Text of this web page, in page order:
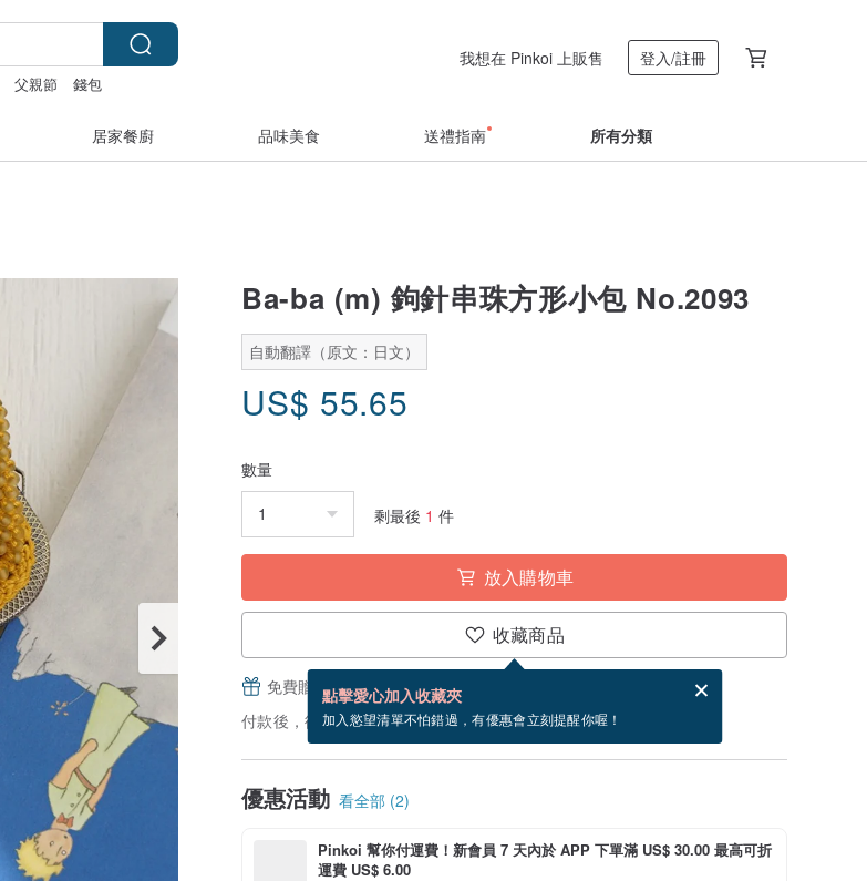
父親節 錢包
我想在 Pinkoi 上販售 登入/註冊
居家餐廚 品味美食 送禮指南 所有分類
Ba-ba (m) 鉤針串珠方形小包 No.2093
自動翻譯（原文：日文）
US$ 55.65
數量
剩最後 1 件
放入購物車
收藏商品
點擊愛心加入收藏夾
加入慾望清單不怕錯過，有優惠會立刻提醒你喔！
免費贈送電子賀卡，結帳完成後填寫
付款後，從備貨到寄出商品為 4 個工作天。（不包含假日）
優惠活動 看全部 (2)
Pinkoi 幫你付運費！新會員 7 天內於 APP 下單滿 US$ 30.00 最高可折
運費 US$ 6.00